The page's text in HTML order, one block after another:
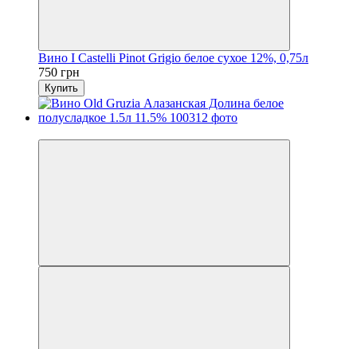
Вино I Castelli Pinot Grigio белое сухое 12%, 0,75л
750 грн
Купить